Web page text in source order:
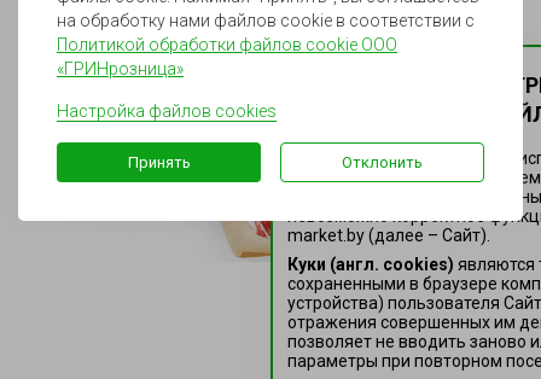
на обработку нами файлов cookie в соответствии с
Политикой обработки файлов cookie ООО
«ГРИНрозница»
Настройка файлов cookies
Принять Отклонить
НАСТРОЙТЕ
ИСПОЛЬЗОВАНИЯ
Здесь Вы можете настроить
файлов cookie, за
функциональные
невозможно корректное
market.by (далее – Сайт).
Куки (англ. cookies) являются
сохраненными в браузере
устройства) пользователя
отражения совершенных им
позволяет не вводить заново
параметры при повторном